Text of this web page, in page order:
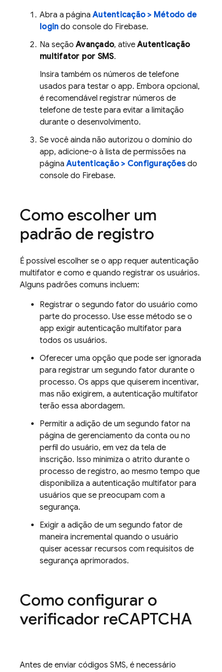
Abra a páginaAutenticação > Método de
login do console do Firebase.
Na seçãoAvançado, ativeAutenticação
multifator por SMS.
Insira também os números de telefone
usados para testar o app. Embora opcional,
é recomendável registrar números de
telefone de teste para evitar a limitação
durante o desenvolvimento.
Se você ainda não autorizou o domínio do
app, adicione-o à lista de permissões na
páginaAutenticação > Configuraçõesdo
console do Firebase.
Como escolher um
padrão de registro
É possível escolher se o app requer autenticação
multifator e como e quando registrar os usuários.
Alguns padrões comuns incluem:
Registrar o segundo fator do usuário como
parte do processo. Use esse método se o
app exigir autenticação multifator para
todos os usuários.
Oferecer uma opção que pode ser ignorada
para registrar um segundo fator durante o
processo. Os apps que quiserem incentivar,
mas não exigirem, a autenticação multifator
terão essa abordagem.
Permitir a adição de um segundo fator na
página de gerenciamento da conta ou no
perfil do usuário, em vez da tela de
inscrição. Isso minimiza o atrito durante o
processo de registro, ao mesmo tempo que
disponibiliza a autenticação multifator para
usuários que se preocupam com a
segurança.
Exigir a adição de um segundo fator de
maneira incremental quando o usuário
quiser acessar recursos com requisitos de
segurança aprimorados.
Como configurar o
verificador reCAPTCHA
Antes de enviar códigos SMS, é necessário